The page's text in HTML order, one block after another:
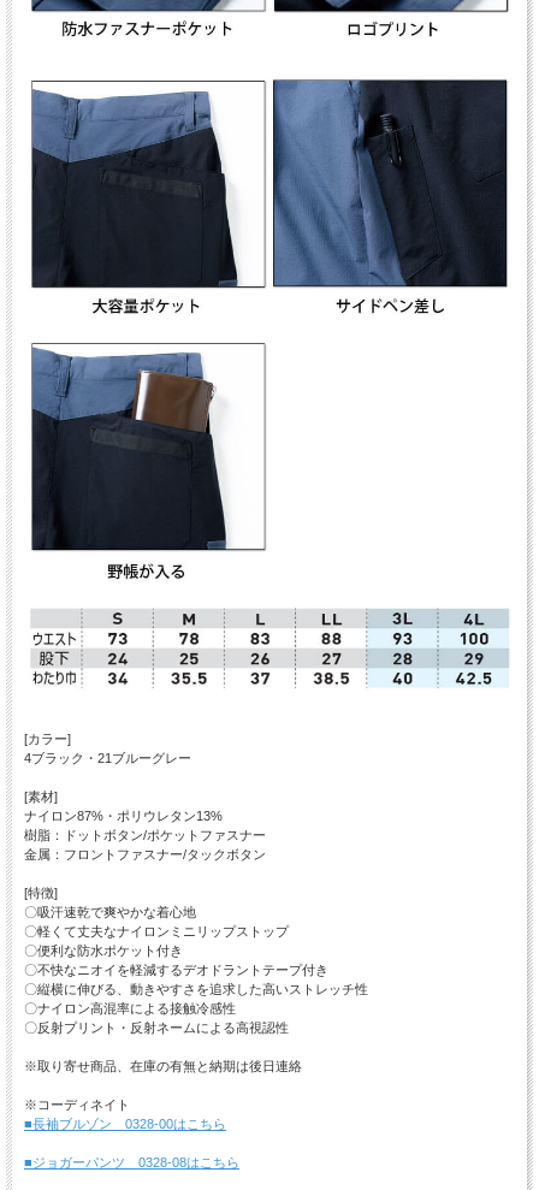
[カラー]
4ブラック・21ブルーグレー
[素材]
ナイロン87%・ポリウレタン13%
樹脂：ドットボタン/ポケットファスナー
金属：フロントファスナー/タックボタン
[特徴]
〇吸汗速乾で爽やかな着心地
〇軽くて丈夫なナイロンミニリップストップ
〇便利な防水ポケット付き
〇不快なニオイを軽減するデオドラントテープ付き
〇縦横に伸びる、動きやすさを追求した高いストレッチ性
〇ナイロン高混率による接触冷感性
〇反射プリント・反射ネームによる高視認性
※取り寄せ商品、在庫の有無と納期は後日連絡
※コーディネイト
■長袖ブルゾン 0328-00はこちら
■ジョガーパンツ 0328-08はこちら